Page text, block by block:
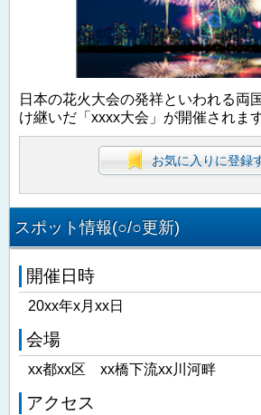
日本の花火大会の発祥といわれる両
け継いだ「xxxx大会」が開催されます
お気に入りに登録
スポット情報(○/○更新)
開催日時
20xx年x月xx日
会場
xx都xx区 xx橋下流xx川河畔
アクセス